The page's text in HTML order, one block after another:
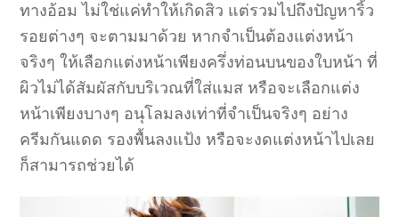
ทางอ้อม ไม่ใช่แค่ทำให้เกิดสิว แต่รวมไปถึงปัญหาริ้ว
รอยต่างๆ จะตามมาด้วย หากจำเป็นต้องแต่งหน้า
จริงๆ ให้เลือกแต่งหน้าเพียงครึ่งท่อนบนของใบหน้า ที่
ผิวไม่ได้สัมผัสกับบริเวณที่ใส่แมส หรือจะเลือกแต่ง
หน้าเพียงบางๆ อนุโลมลงเท่าที่จำเป็นจริงๆ อย่าง
ครีมกันแดด รองพื้นลงแป้ง หรือจะงดแต่งหน้าไปเลย
ก็สามารถช่วยได้